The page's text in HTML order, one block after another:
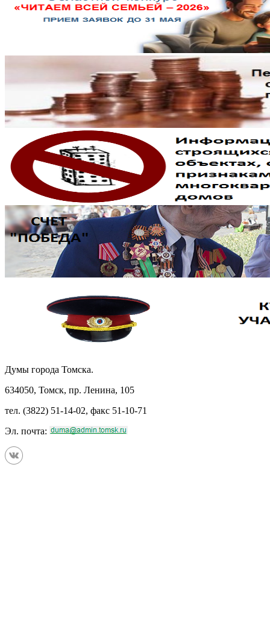
Думы города Томска.
634050, Томск, пр. Ленина, 105
тел. (3822) 51-14-02, факс 51-10-71
Эл. почта: